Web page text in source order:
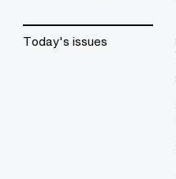
Today's issues